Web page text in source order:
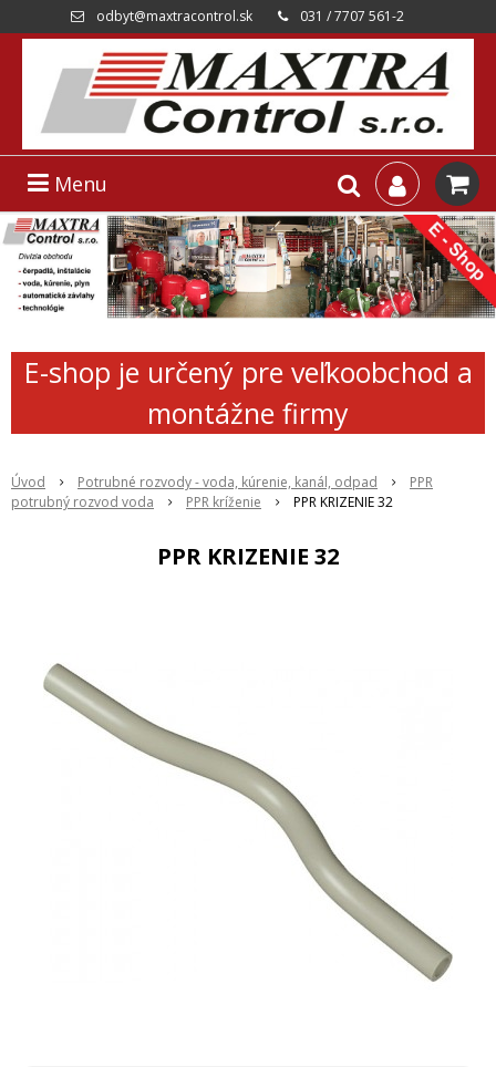
odbyt@maxtracontrol.sk 031 / 7707 561-2
Menu
E-shop je určený pre veľkoobchod a
montážne firmy
Úvod Potrubné rozvody - voda, kúrenie, kanál, odpad
PPR
potrubný rozvod voda
PPR kríženie PPR KRIZENIE 32
PPR KRIZENIE 32